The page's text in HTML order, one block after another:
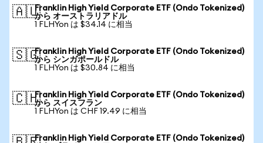
🇦🇺Franklin High Yield Corporate ETF (Ondo Tokenized)
から オーストラリアドル
1 FLHYon は $34.14 に相当
🇸🇬Franklin High Yield Corporate ETF (Ondo Tokenized)
から シンガポールドル
1 FLHYon は $30.84 に相当
🇨🇭Franklin High Yield Corporate ETF (Ondo Tokenized)
から スイスフラン
1 FLHYon は CHF 19.49 に相当
Franklin High Yield Corporate ETF (Ondo Tokenized)